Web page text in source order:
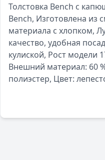
Толстовка Bench с
Bench, Изготовлена из
материала с хлопком,
качество, удобная
кулиской, Рост модели
Внешний материал: 60
полиэстер, Цвет: